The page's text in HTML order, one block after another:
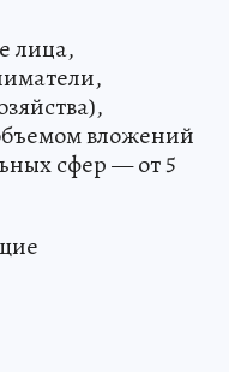
лица,
вложений
сфер — от 5